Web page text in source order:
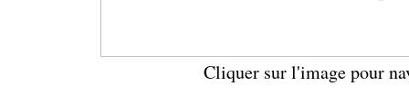
Cliquer sur l'image pour